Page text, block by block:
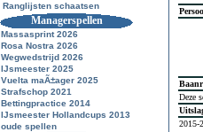
Ranglijsten schaatsen
Managerspellen
Massasprint 2026
Rosa Nostra 2026
Wegwedstrijd 2026
IJsmeester 2025
Vuelta maÃ±ager 2025
Strafschop 2021
Bettingpractice 2014
IJsmeester Hollandcups 2013
oude spellen
Deze
2015-